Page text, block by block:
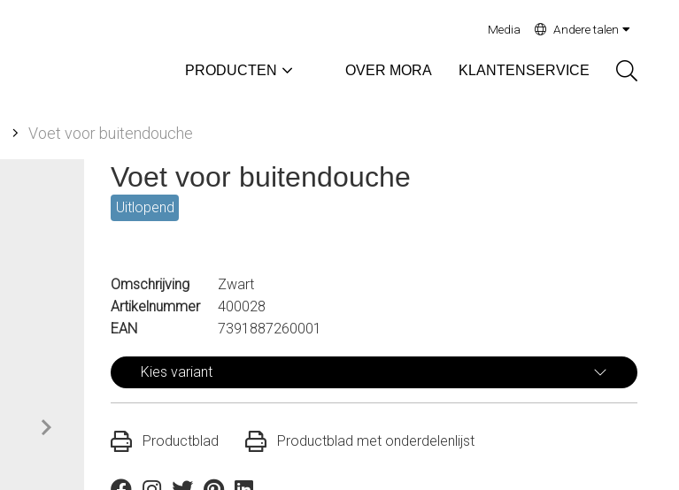
Media Andere talen
PRODUCTEN OVER MORA KLANTENSERVICE
Voet voor buitendouche
Voet voor buitendouche
Uitlopend
Omschrijving
Zwart
Artikelnummer
400028
EAN
7391887260001
Kies variant
Productblad Productblad met onderdelenlijst